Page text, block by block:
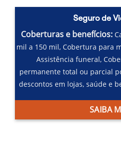
Seguro de
Coberturas e benefícios:
mil a 150 mil, Cobertura para
Assistência funeral,
permanente total ou parcial
descontos em lojas, saúde e
SAIBA